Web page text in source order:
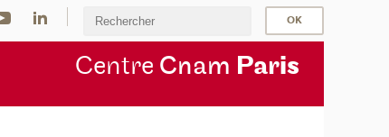
Centre Cnam Paris